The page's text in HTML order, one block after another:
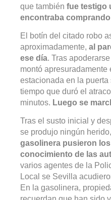
que también fue testigo
encontraba
El botín del citado robo
aproximadamente, al
ese día. Tras
montó apresuradamente
estacionada en la puerta
tiempo que duró el
minutos. Luego se
Tras el susto inicial y
se produjo ningún
gasolinera pusieron
conocimiento de las
varios agentes de la
Local se Sevilla
En la gasolinera,